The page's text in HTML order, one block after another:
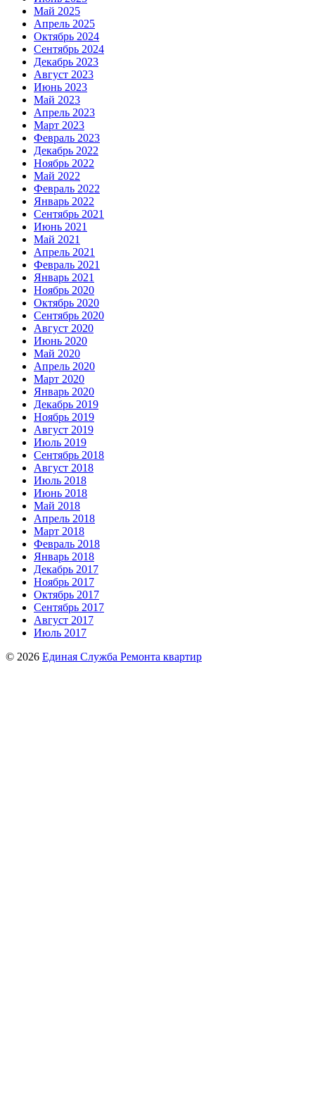
Май 2025
Апрель 2025
Октябрь 2024
Сентябрь 2024
Декабрь 2023
Август 2023
Июнь 2023
Май 2023
Апрель 2023
Март 2023
Февраль 2023
Декабрь 2022
Ноябрь 2022
Май 2022
Февраль 2022
Январь 2022
Сентябрь 2021
Июнь 2021
Май 2021
Апрель 2021
Февраль 2021
Январь 2021
Ноябрь 2020
Октябрь 2020
Сентябрь 2020
Август 2020
Июнь 2020
Май 2020
Апрель 2020
Март 2020
Январь 2020
Декабрь 2019
Ноябрь 2019
Август 2019
Июль 2019
Сентябрь 2018
Август 2018
Июль 2018
Июнь 2018
Май 2018
Апрель 2018
Март 2018
Февраль 2018
Январь 2018
Декабрь 2017
Ноябрь 2017
Октябрь 2017
Сентябрь 2017
Август 2017
Июль 2017
© 2026 Единая Служба Ремонта квартир